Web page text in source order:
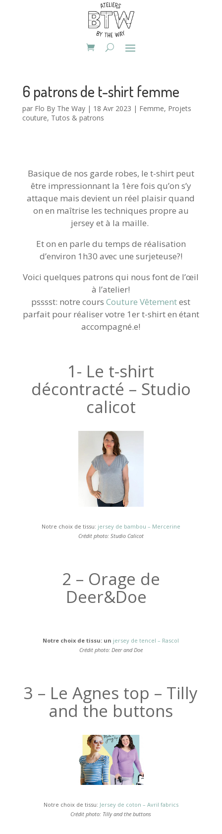
6 patrons de t-shirt femme
par Flo By The Way| 18 Avr 2023 | Femme, Projets
couture, Tutos & patrons
Basique de nos garde robes, le t-shirt peut
être impressionnant la 1ère fois qu’on s’y
attaque mais devient un réel plaisir quand
on en maîtrise les techniques propre au
jersey et à la maille.
Et on en parle du temps de réalisation
d’environ 1h30 avec une surjeteuse?!
Voici quelques patrons qui nous font de l’œil
à l’atelier!
psssst: notre cours Couture Vêtementest
parfait pour réaliser votre 1er t-shirt en étant
accompagné.e!
1- Le t-shirt
décontracté – Studio
calicot
Notre choix de tissu: jersey de bambou – Mercerine
Crédit photo: Studio Calicot
2 – Orage de
Deer&Doe
Notre choix de tissu: un jersey de tencel – Rascol
Crédit photo: Deer and Doe
3 – Le Agnes top – Tilly
and the buttons
Notre choix de tissu: Jersey de coton – Avril fabrics
Crédit photo: Tilly and the buttons